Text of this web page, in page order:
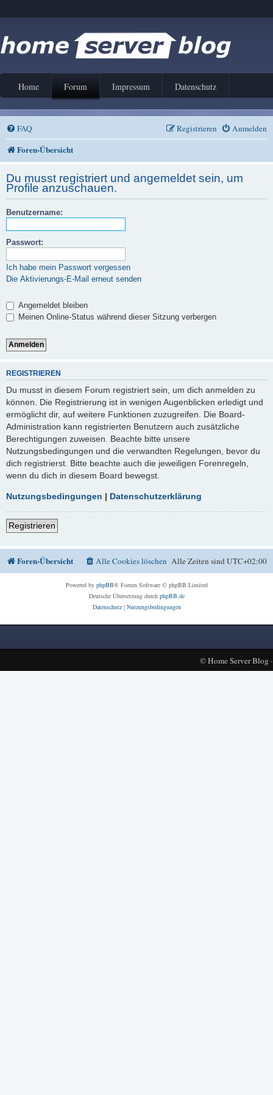
Home Forum Impressum Datenschutz
FAQ Anmelden
Registrieren
Foren-Übersicht
Du musst registriert und angemeldet sein, um
Profile anzuschauen.
Benutzername:
Passwort:
Ich habe mein Passwort vergessen
Die Aktivierungs-E-Mail erneut senden
Angemeldet bleiben
Meinen Online-Status während dieser Sitzung verbergen
REGISTRIEREN
Du musst in diesem Forum registriert sein, um dich anmelden zu
können. Die Registrierung ist in wenigen Augenblicken erledigt und
ermöglicht dir, auf weitere Funktionen zuzugreifen. Die Board-
Administration kann registrierten Benutzern auch zusätzliche
Berechtigungen zuweisen. Beachte bitte unsere
Nutzungsbedingungen und die verwandten Regelungen, bevor du
dich registrierst. Bitte beachte auch die jeweiligen Forenregeln,
wenn du dich in diesem Board bewegst.
Nutzungsbedingungen | Datenschutzerklärung
Registrieren
Foren-Übersicht Alle Zeiten sindUTC+02:00
Alle Cookies löschen
Powered by phpBB® Forum Software © phpBB Limited
Deutsche Übersetzung durch phpBB.de
Datenschutz| Nutzungsbedingungen
©Home Server Blog